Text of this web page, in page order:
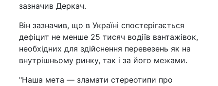
зазначив Деркач.
Він зазначив, що в Україні спостерігається
дефіцит не менше 25 тисяч водіїв вантажівок,
необхідних для здійснення перевезень як на
внутрішньому ринку, так і за його межами.
"Наша мета — зламати стереотипи про